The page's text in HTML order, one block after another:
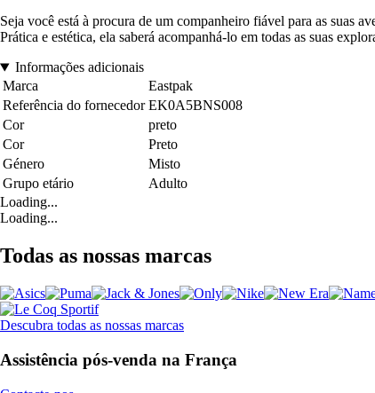
Seja você está à procura de um companheiro fiável para as suas
Prática e estética, ela saberá acompanhá-lo em todas as suas
Informações adicionais
Marca
Eastpak
Referência do fornecedor EK0A5BNS008
Cor
preto
Cor
Preto
Género
Misto
Grupo etário
Adulto
Loading...
Loading...
Todas as nossas marcas
Descubra todas as nossas marcas
Assistência pós-venda na França